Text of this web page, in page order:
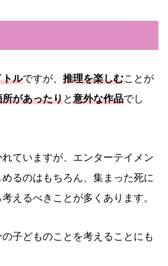
トルですが、 推理を楽しむことが
があったりと意外な作品でし
ていますが、エンターテイメン
めるのはもちろん、集まった死に
えるべきことが多くあります。
子どものことを考えることにも